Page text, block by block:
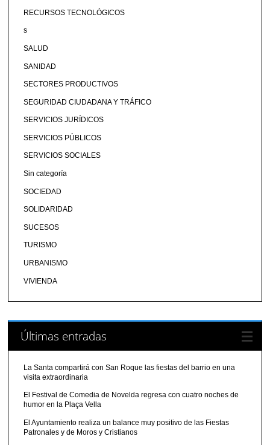
RECURSOS TECNOLÓGICOS
s
SALUD
SANIDAD
SECTORES PRODUCTIVOS
SEGURIDAD CIUDADANA Y TRÁFICO
SERVICIOS JURÍDICOS
SERVICIOS PÚBLICOS
SERVICIOS SOCIALES
Sin categoría
SOCIEDAD
SOLIDARIDAD
SUCESOS
TURISMO
URBANISMO
VIVIENDA
Últimas entradas
La Santa compartirá con San Roque las fiestas del barrio en una
visita extraordinaria
El Festival de Comedia de Novelda regresa con cuatro noches de
humor en la Plaça Vella
El Ayuntamiento realiza un balance muy positivo de las Fiestas
Patronales y de Moros y Cristianos